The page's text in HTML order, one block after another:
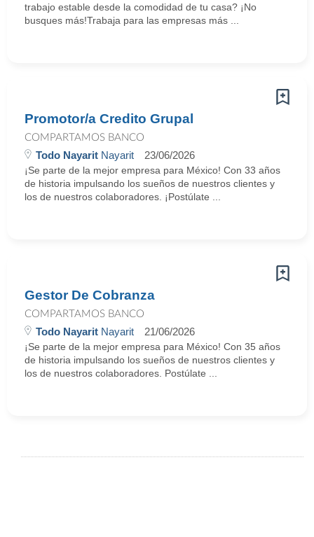
trabajo estable desde la comodidad de tu casa? ¡No
busques más!Trabaja para las empresas más ...
Promotor/a Credito Grupal
COMPARTAMOS BANCO
Todo Nayarit Nayarit 23/06/2026
¡Se parte de la mejor empresa para México! Con 33 años
de historia impulsando los sueños de nuestros clientes y
los de nuestros colaboradores. ¡Postúlate ...
Gestor De Cobranza
COMPARTAMOS BANCO
Todo Nayarit Nayarit 21/06/2026
¡Se parte de la mejor empresa para México! Con 35 años
de historia impulsando los sueños de nuestros clientes y
los de nuestros colaboradores. Postúlate ...